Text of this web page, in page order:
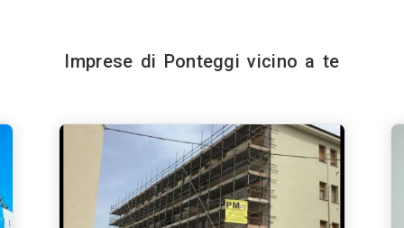
Imprese di Ponteggi vicino a te